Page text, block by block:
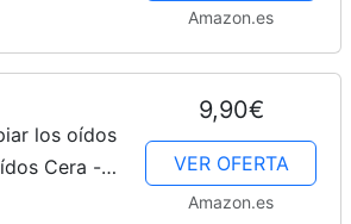
Amazon.es
los oídos
Cera -
9,90€
VER OFERTA
Amazon.es